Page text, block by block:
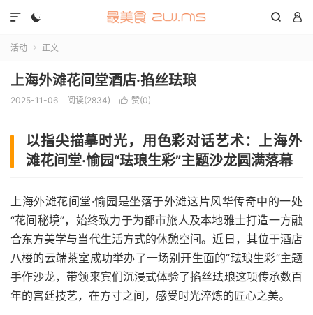
  

活动  正文
上海外滩花间堂酒店·掐丝珐琅
2025-11-06 阅读(2834)  赞(0)
以指尖描摹时光，用色彩对话艺术：上海外
滩花间堂·愉园“珐琅生彩”主题沙龙圆满落幕
上海外滩花间堂·愉园是坐落于外滩这片风华传奇中的一处
“花间秘境”，始终致力于为都市旅人及本地雅士打造一方融
合东方美学与当代生活方式的休憩空间。近日，其位于酒店
八楼的云端茶室成功举办了一场别开生面的“珐琅生彩”主题
手作沙龙，带领来宾们沉浸式体验了掐丝珐琅这项传承数百
年的宫廷技艺，在方寸之间，感受时光淬炼的匠心之美。